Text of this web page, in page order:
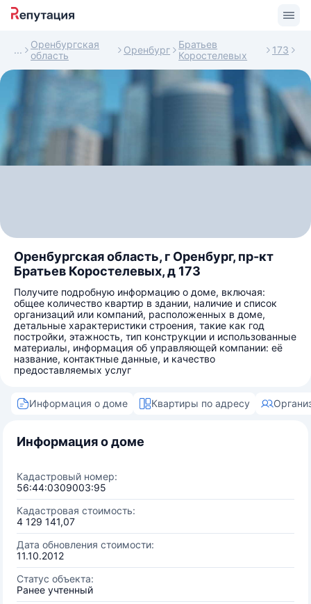
Оренбургская
область
Оренбург
Братьев
Коростелевых
173
Оренбургская область, г Оренбург, пр-кт
Братьев Коростелевых, д 173
Получите подробную информацию о доме, включая:
общее количество квартир в здании, наличие и список
организаций или компаний, расположенных в доме,
детальные характеристики строения, такие как год
постройки, этажность, тип конструкции и использованные
материалы, информация об управляющей компании: её
название, контактные данные, и качество
предоставляемых услуг
Информация о доме Квартиры по адресу
Информация о доме
Кадастровый номер:
56:44:0309003:95
Кадастровая стоимость:
4 129 141,07
Дата обновления стоимости:
11.10.2012
Статус объекта:
Ранее учтенный